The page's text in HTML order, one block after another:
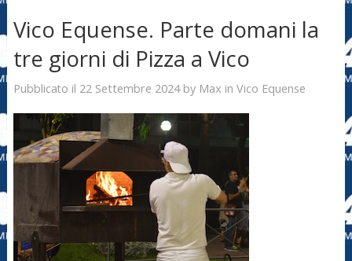
Vico Equense. Parte domani la
tre giorni di Pizza a Vico
Pubblicato il 22 Settembre 2024by Max in Vico Equense